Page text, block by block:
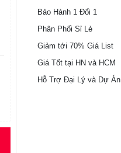
Bảo Hành 1 Đổi 1
Phân Phối Sỉ Lẻ
Giảm tới 70% Giá List
Giá Tốt tại HN và HCM
Hỗ Trợ Đại Lý và Dự Án